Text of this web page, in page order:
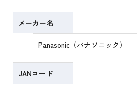
メーカー名
Panasonic（パナソニック）
JANコード